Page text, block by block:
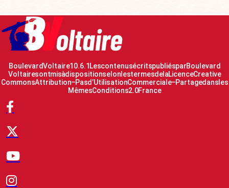
Boulevard Voltaire 10.6.1 Les contenus écrits publiés par Boulevard
Voltaire sont mis à disposition selon les termes de la Licence Creative
Commons Attribution – Pas d’Utilisation Commerciale – Partage dans les
Mêmes Conditions 2.0 France